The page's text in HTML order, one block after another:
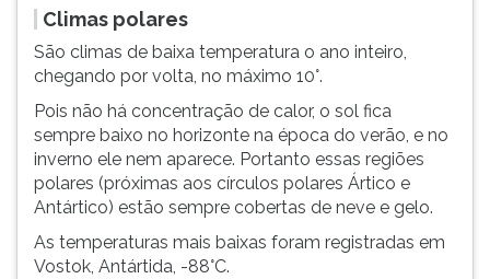
Climas polares
São climas de baixa temperatura o ano inteiro,
chegando por volta, no máximo 10°.
Pois não há concentração de calor, o sol fica
sempre baixo no horizonte na época do verão, e no
inverno ele nem aparece. Portanto essas regiões
polares (próximas aos círculos polares Ártico e
Antártico) estão sempre cobertas de neve e gelo.
As temperaturas mais baixas foram registradas em
Vostok, Antártida, -88°C.